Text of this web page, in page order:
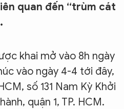
quan đến “trùm cát
khai mở vào 8h ngày
vào ngày 4-4 tới đây,
số 131 Nam Kỳ Khởi
quận 1, TP. HCM.